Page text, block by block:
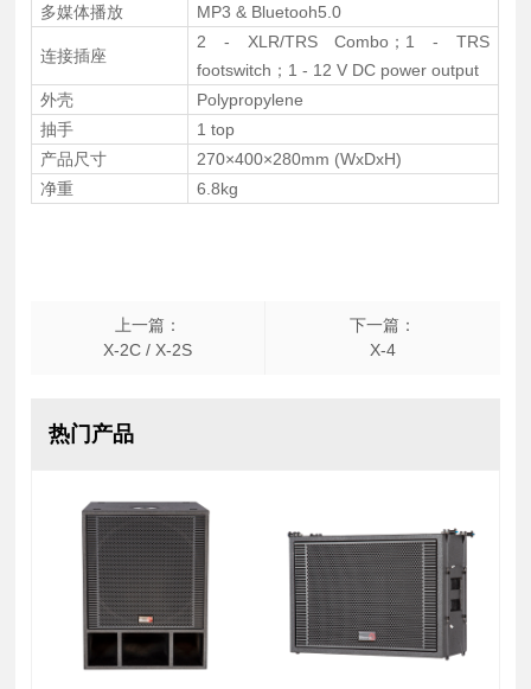
多媒体播放
MP3 & Bluetooh5.0
连接插座
2 - XLR/TRS Combo；1 - TRS
footswitch；1 - 12 V DC power output
外壳
Polypropylene
抽手
1 top
产品尺寸
270×400×280mm (WxDxH)
净重
6.8kg
上一篇：
X-2C / X-2S
下一篇：
X-4
热门产品